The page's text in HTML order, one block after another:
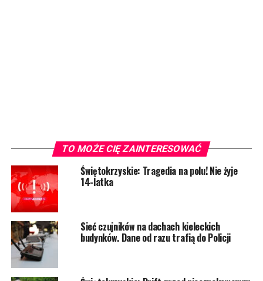
TO MOŻE CIĘ ZAINTERESOWAĆ
Świętokrzyskie: Tragedia na polu! Nie żyje
14-latka
Sieć czujników na dachach kieleckich
budynków. Dane od razu trafią do Policji